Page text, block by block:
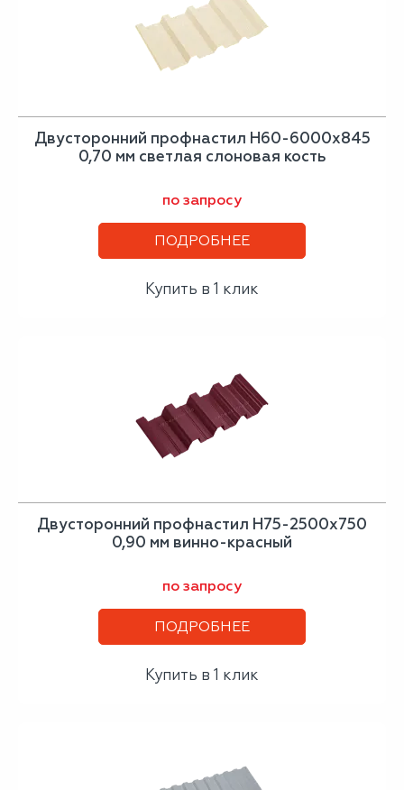
Двусторонний профнастил Н60-6000х845
0,70 мм светлая слоновая кость
по запросу
ПОДРОБНЕЕ
Купить в 1 клик
Двусторонний профнастил Н75-2500х750
0,90 мм винно-красный
по запросу
ПОДРОБНЕЕ
Купить в 1 клик